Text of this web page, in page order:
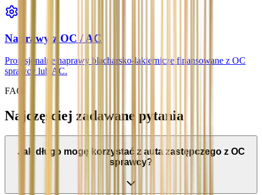
Naprawy z OC / AC
Profesjonalne naprawy blacharsko-lakiernicze finansowane z OC
sprawcy lub AC.
FAQ
Najczęściej zadawane pytania
Jak długo mogę korzystać z auta zastępczego z OC
sprawcy?